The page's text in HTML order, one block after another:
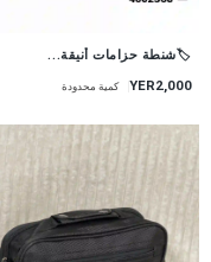
🏷شنطة حزامات أنيقة...
YER2,000 كمية محدودة